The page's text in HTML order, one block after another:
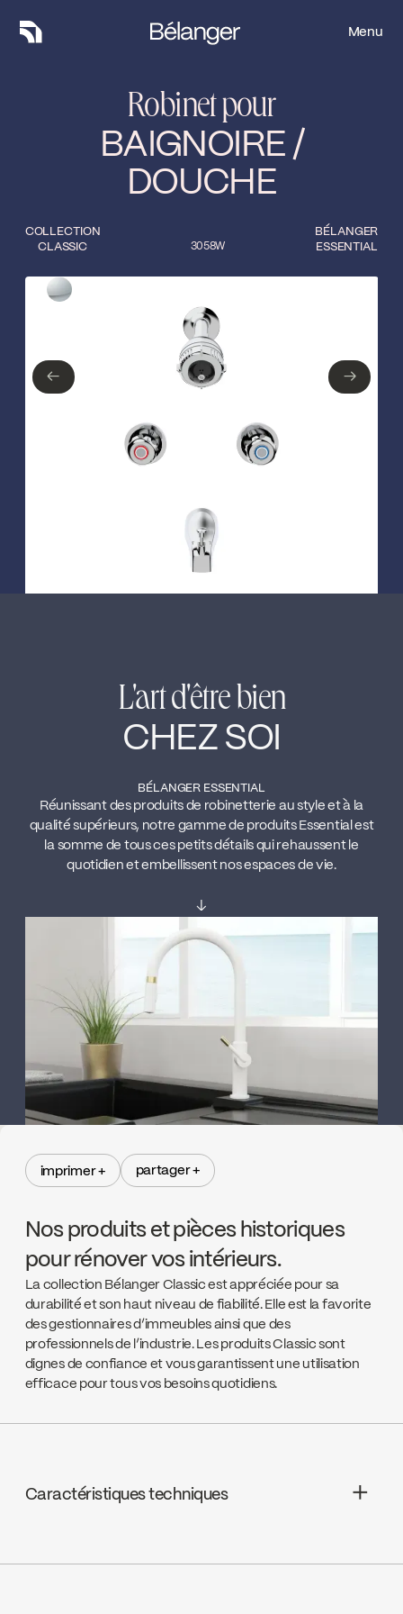
Menu
Menu
COLLECTION
CLASSIC
Robinet pour
BAIGNOIRE /
DOUCHE
BÉLANGER
ESSENTIAL
3058W
Type de finition
← →
L'art d'être bien
CHEZ SOI
BÉLANGER ESSENTIAL
Réunissant des produits de robinetterie au style et à la
qualité supérieurs, notre gamme de produits Essential est
la somme de tous ces petits détails qui rehaussent le
quotidien et embellissent nos espaces de vie.
↓
imprimer + partager +
Nos produits et pièces historiques
pour rénover vos intérieurs.
La collection Bélanger Classic est appréciée pour sa
durabilité et son haut niveau de fiabilité. Elle est la favorite
des gestionnaires d’immeubles ainsi que des
professionnels de l’industrie. Les produits Classic sont
dignes de confiance et vous garantissent une utilisation
efficace pour tous vos besoins quotidiens.
Caractéristiques techniques
Garantie à vie limitée